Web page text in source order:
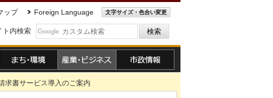
ップ Foreign Language 文字サイズ・色合い変更
ト内検索
求書サービス導入のご案内